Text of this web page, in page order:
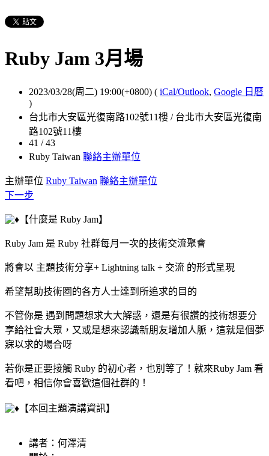
Ruby Jam 3月場
2023/03/28(周二) 19:00(+0800) ( iCal/Outlook, Google 日曆
)
台北市大安區光復南路102號11樓 / 台北市大安區光復南
路102號11樓
41 / 43
Ruby Taiwan 聯絡主辦單位
主辦單位 Ruby Taiwan 聯絡主辦單位
下一步
【什麼是 Ruby Jam】
Ruby Jam 是 Ruby 社群每月一次的技術交流聚會
將會以 主題技術分享+ Lightning talk + 交流 的形式呈現
希望幫助技術圈的各方人士達到所追求的目的
不管你是 遇到問題想求大大解惑，還是有很讚的技術想要分
享給社會大眾，又或是想來認識新朋友增加人脈，這就是個夢
寐以求的場合呀
若你是正要接觸 Ruby 的初心者，也別等了！就來Ruby Jam 看
看吧，相信你會喜歡這個社群的！
【本回主題演講資訊】
講者：何澤清